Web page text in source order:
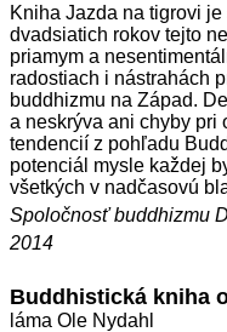
Kniha Jazda na tigrovi
dvadsiatich rokov tejto
priamym a
radostiach i nástrahách
buddhizmu na Západ.
a neskrýva ani chyby pri
tendencií z pohľadu
potenciál mysle každej
všetkých v nadčasovú
Spoločnosť buddhizmu
2014
Buddhistická kniha
láma Ole Nydahl